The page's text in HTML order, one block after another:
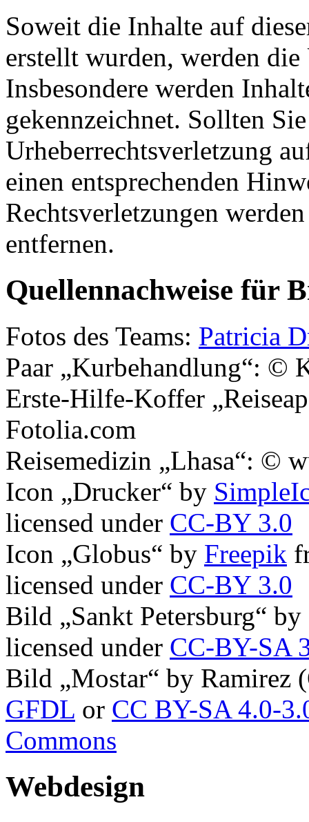
Soweit die Inhalte auf
erstellt wurden, werden
Insbesondere werden
gekennzeichnet. Sollten
Urheberrechtsverletzung
einen entsprechenden
Rechtsverletzungen
entfernen.
Quellennachweise für
Fotos des Teams: Patricia
Paar „Kurbehandlung“: ©
Erste-Hilfe-Koffer
Fotolia.com
Reisemedizin „Lhasa“: ©
Icon „Drucker“ by
licensed under CC-BY 3.0
Icon „Globus“ by Freepik
licensed under CC-BY 3.0
Bild „Sankt Petersburg“
licensed under CC-BY-SA
Bild „Mostar“ by Ramirez
GFDL or CC BY-SA 4.0-
Commons
Webdesign